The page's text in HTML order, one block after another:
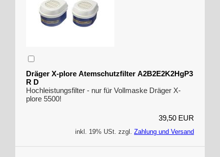
Dräger X-plore Atemschutzfilter A2B2E2K2HgP3
R D
Hochleistungsfilter - nur für Vollmaske Dräger X-
plore 5500!
39,50 EUR
inkl. 19% USt. zzgl. Zahlung und Versand